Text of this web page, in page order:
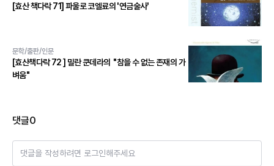
[효산 책다락 71] 파울로 코엘료의 '연금술사'
문학/출판/인문
[효산책다락 72 ] 밀란 쿤데라의 "참을 수 없는 존재의 가
벼움"
댓글0
댓글을 작성하려면 로그인해주세요